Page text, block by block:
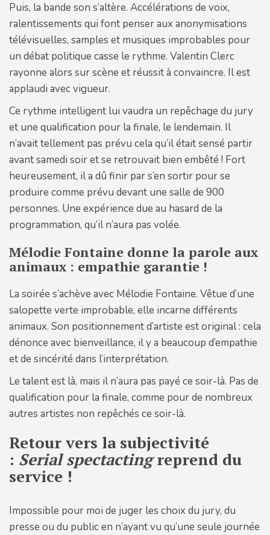
Puis, la bande son s’altère. Accélérations de voix,
ralentissements qui font penser aux anonymisations
télévisuelles, samples et musiques improbables pour
un débat politique casse le rythme. Valentin Clerc
rayonne alors sur scène et réussit à convaincre. Il est
applaudi avec vigueur.
Ce rythme intelligent lui vaudra un repêchage du jury
et une qualification pour la finale, le lendemain. Il
n’avait tellement pas prévu cela qu’il était sensé partir
avant samedi soir et se retrouvait bien embêté ! Fort
heureusement, il a dû finir par s’en sortir pour se
produire comme prévu devant une salle de 900
personnes. Une expérience due au hasard de la
programmation, qu’il n’aura pas volée.
Mélodie Fontaine donne la parole aux
animaux : empathie garantie !
La soirée s’achève avec Mélodie Fontaine. Vêtue d’une
salopette verte improbable, elle incarne différents
animaux. Son positionnement d’artiste est original : cela
dénonce avec bienveillance, il y a beaucoup d’empathie
et de sincérité dans l’interprétation.
Le talent est là, mais il n’aura pas payé ce soir-là. Pas de
qualification pour la finale, comme pour de nombreux
autres artistes non repêchés ce soir-là.
Retour vers la subjectivité
: Serial spectactingreprend du
service !
Impossible pour moi de juger les choix du jury, du
presse ou du public en n’ayant vu qu’une seule journée